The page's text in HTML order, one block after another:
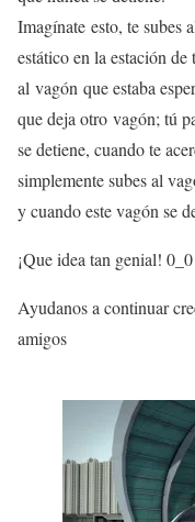
Imagínate esto, te subes
estático en la estación
al vagón que estaba
que deja otro vagón; tú
se detiene, cuando te
simplemente subes al
y cuando este vagón se
¡Que idea tan genial! 0_0
Ayudanos a continuar
amigos